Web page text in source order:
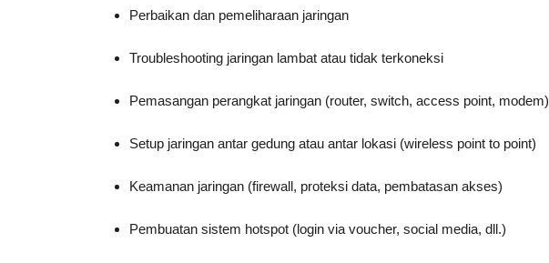
Perbaikan dan pemeliharaan jaringan
Troubleshooting jaringan lambat atau tidak terkoneksi
Pemasangan perangkat jaringan (router, switch, access point, modem)
Setup jaringan antar gedung atau antar lokasi (wireless point to point)
Keamanan jaringan (firewall, proteksi data, pembatasan akses)
Pembuatan sistem hotspot (login via voucher, social media, dll.)